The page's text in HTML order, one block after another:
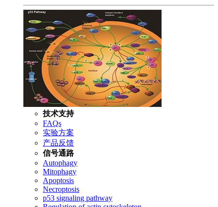
技术支持
FAQs
实验方案
产品反馈
信号通路
Autophagy
Mitophagy
Apoptosis
Necroptosis
p53 signaling pathway